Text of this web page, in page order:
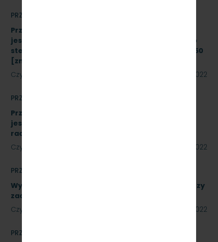
PRZETARGI
Przetarg nieograniczony, którego przedmiotem
jest modernizacja i rozbudowa systemu zdalnego
sterowania radiołącznością na linii kolejowej nr 250
[znak: SKMMU.086.43.22]
Czytaj dalej
19 lipca 2022
PRZETARGI
Przetarg nieograniczony, którego przedmiotem
jest wykonanie modernizacji istniejących
radiotelefonów [znak: SKMMU.086.41.22]
Czytaj dalej
18 lipca 2022
PRZETARGI
Wykonanie naprawy podzespołów, obejmujące trzy
zadania. Numer referencyjny: SKMMU.086.39.22
Czytaj dalej
18 lipca 2022
PRZETARGI